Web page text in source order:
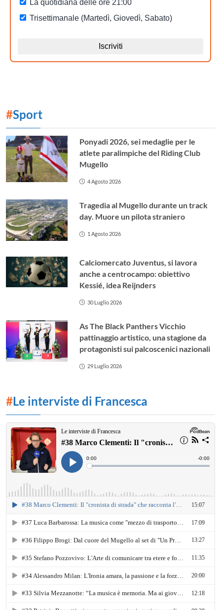
#Sport
Ponyadi 2026, sei medaglie per le
atlete paralimpiche del Riding Club
Mugello
4 Agosto 2026
Tragedia al Mugello durante un track
day. Muore un pilota straniero
1 Agosto 2026
Calciomercato Juventus, si lavora
anche a centrocampo: obiettivo
Kessié, idea Reijnders
30 Luglio 2026
As The Black Panthers Vicchio
pattinaggio artistico, una stagione da
protagonisti sui palcoscenici nazionali
29 Luglio 2026
#Le interviste di Francesca